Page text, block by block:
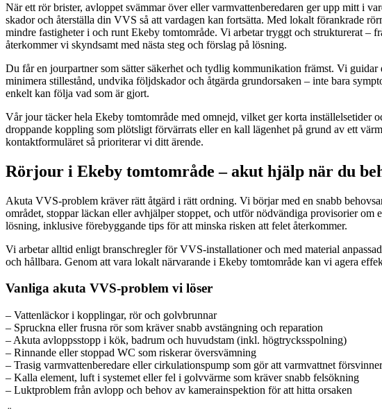
När ett rör brister, avloppet svämmar över eller varmvattenberedaren ger upp mitt i
skador och återställa din VVS så att vardagen kan fortsätta. Med lokalt förankrade
mindre fastigheter i och runt Ekeby tomtområde. Vi arbetar tryggt och strukturerat
återkommer vi skyndsamt med nästa steg och förslag på lösning.
Du får en jourpartner som sätter säkerhet och tydlig kommunikation främst. Vi
minimera stillestånd, undvika följdskador och åtgärda grundorsaken – inte bara
enkelt kan följa vad som är gjort.
Vår jour täcker hela Ekeby tomtområde med omnejd, vilket ger korta inställelsetider
droppande koppling som plötsligt förvärrats eller en kall lägenhet på grund av ett
kontaktformuläret så prioriterar vi ditt ärende.
Rörjour i Ekeby tomtområde – akut hjälp när du
Akuta VVS-problem kräver rätt åtgärd i rätt ordning. Vi börjar med en snabb
området, stoppar läckan eller avhjälper stoppet, och utför nödvändiga provisorier
lösning, inklusive förebyggande tips för att minska risken att felet återkommer.
Vi arbetar alltid enligt branschregler för VVS-installationer och med material
och hållbara. Genom att vara lokalt närvarande i Ekeby tomtområde kan vi agera
Vanliga akuta VVS-problem vi löser
– Vattenläckor i kopplingar, rör och golvbrunnar
– Spruckna eller frusna rör som kräver snabb avstängning och reparation
– Akuta avloppsstopp i kök, badrum och huvudstam (inkl. högtrycksspolning)
– Rinnande eller stoppad WC som riskerar översvämning
– Trasig varmvattenberedare eller cirkulationspump som gör att varmvattnet försvinner
– Kalla element, luft i systemet eller fel i golvvärme som kräver snabb felsökning
– Luktproblem från avlopp och behov av kamerainspektion för att hitta orsaken